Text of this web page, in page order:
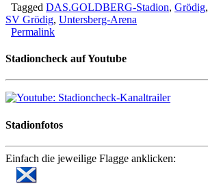
Tagged DAS.GOLDBERG-Stadion, Grödig,
SV Grödig, Untersberg-Arena
Permalink
Stadioncheck auf Youtube
Stadionfotos
Einfach die jeweilige Flagge anklicken: